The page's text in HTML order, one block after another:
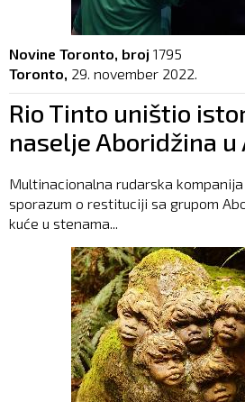
Novine Toronto, broj 1795
Toronto, 29. november 2022.
Rio Tinto uništio
naselje Aboridžina
Multinacionalna rudarska
sporazum o restituciji sa grupom
kuće u stenama...